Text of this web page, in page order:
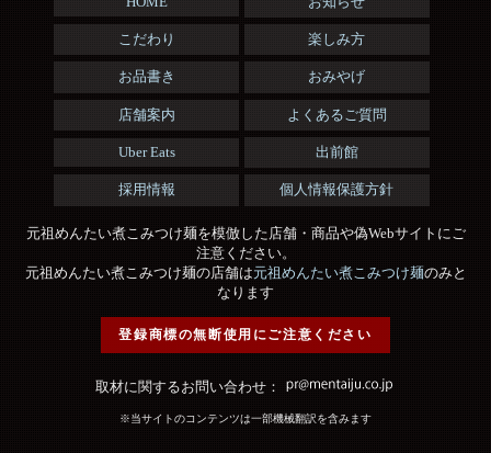
こだわり 楽しみ方
お品書き おみやげ
店舗案内 よくあるご質問
Uber Eats 出前館
採用情報 個人情報保護方針
元祖めんたい煮こみつけ麺を模倣した店舗・商品や偽Webサイトにご
注意ください。
元祖めんたい煮こみつけ麺の店舗は元祖めんたい煮こみつけ麺のみと
なります
登録商標の無断使用にご注意ください
取材に関するお問い合わせ：
※当サイトのコンテンツは一部機械翻訳を含みます